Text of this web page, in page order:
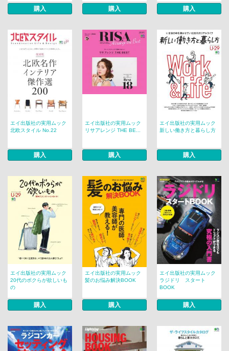
購入 購入 購入
エイ出版社の実用ムック
北欧スタイル No.22
購入
エイ出版社の実用ムック
リサアレンジ THE BE...
購入
エイ出版社の実用ムック
新しい働き方と暮らし方
購入
エイ出版社の実用ムック
20代のボクらが欲しいも
の
購入
エイ出版社の実用ムック
髪のお悩み解決BOOK
購入
エイ出版社の実用ムック
ラジドリ スタート
BOOK
購入